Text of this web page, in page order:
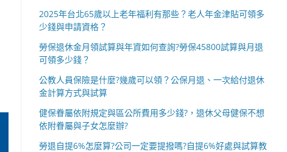
2025年台北65歲以上老年福利有那些？老人年金津貼可領多
少錢與申請資格？
勞保退休金月領試算與年資如何查詢?勞保45800試算與月退
可領多少錢？
公教人員保險是什麼?幾歲可以領？公保月退、一次給付退休
金計算方式與試算
健保眷屬依附規定與區公所費用多少錢?，退休父母健保不想
依附眷屬與子女怎麼辦?
勞退自提6%怎麼算?公司一定要提撥嗎?自提6%好處與試算教